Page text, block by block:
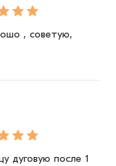
, советую,
дуговую после 1